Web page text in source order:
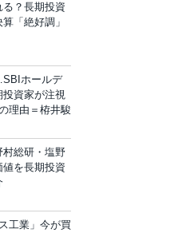
？長期投資
「絶好調」
ホールデ
投資家が注視
理由＝栫井駿
村総研・塩野
を長期投資
工業」今が買